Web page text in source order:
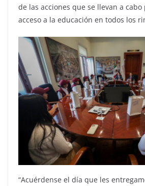
de las acciones que se llevan a
acceso a la educación en todos los
“Acuérdense el día que les